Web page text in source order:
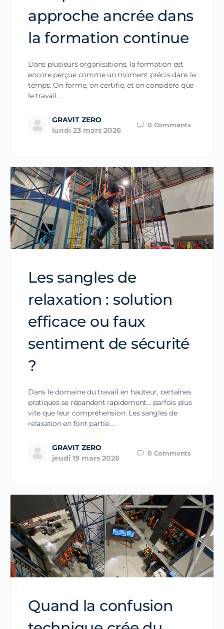
approche ancrée dans
la formation continue
Dans plusieurs organisations, la formation est
encore perçue comme un moment précis dans le
temps. On forme, on certifie, et on considère que
le travail…
GRAVIT ZERO
lundi 23 mars 2026
0 Comments
Les sangles de
relaxation : solution
efficace ou faux
sentiment de sécurité
?
Dans le domaine du travail en hauteur, certaines
pratiques se répandent rapidement… parfois plus
vite que leur compréhension. Les sangles de
relaxation en font partie.…
GRAVIT ZERO
jeudi 19 mars 2026
0 Comments
Quand la confusion